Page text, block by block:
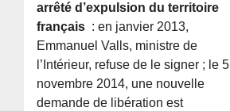
arrêté d’expulsion du territoire
français : en janvier 2013,
Emmanuel Valls, ministre de
l’Intérieur, refuse de le signer ; le 5
novembre 2014, une nouvelle
demande de libération est